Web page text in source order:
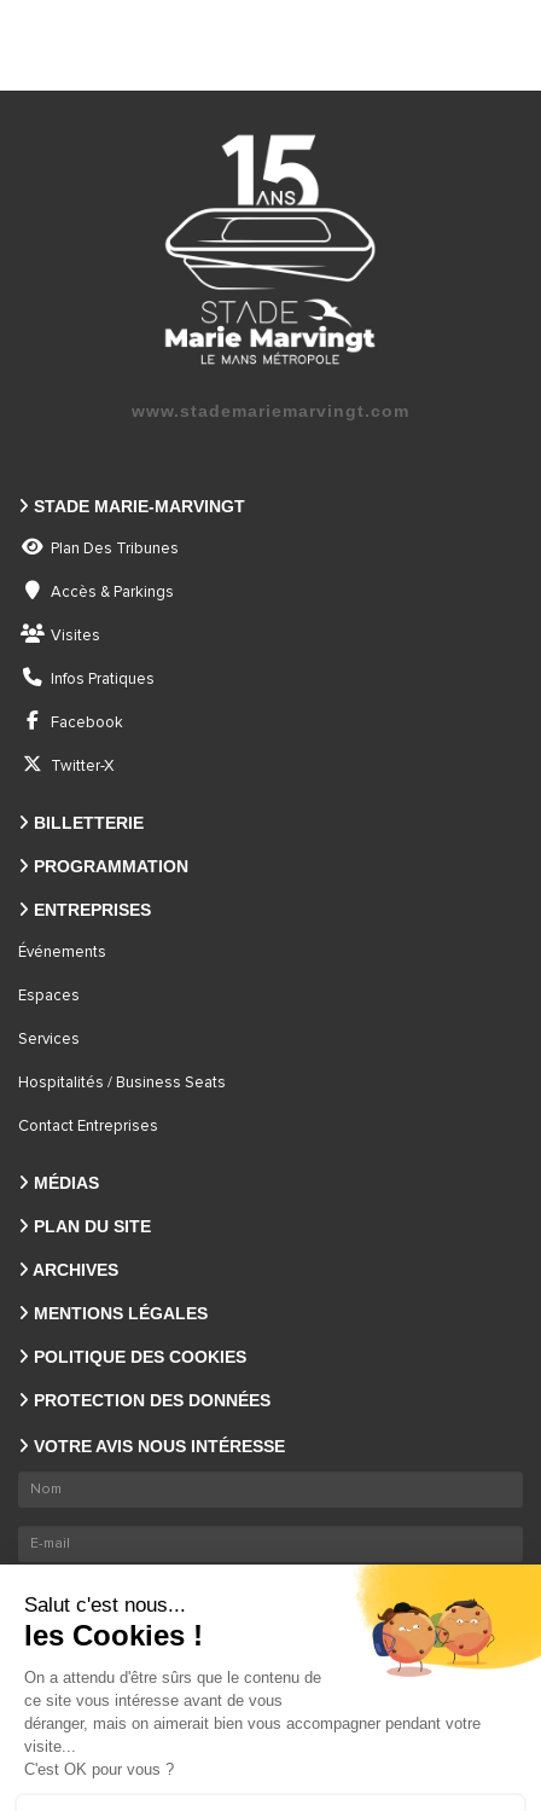
www.stademariemarvingt.com
STADE MARIE-MARVINGT
Plan Des Tribunes
Accès & Parkings
Visites
Infos Pratiques
Facebook
Twitter-X
BILLETTERIE
PROGRAMMATION
ENTREPRISES
Événements
Espaces
Services
Hospitalités / Business Seats
Contact Entreprises
MÉDIAS
PLAN DU SITE
ARCHIVES
MENTIONS LÉGALES
POLITIQUE DES COOKIES
PROTECTION DES DONNÉES
VOTRE AVIS NOUS INTÉRESSE
En envoyant ce formulaire, nous collectons votre email et nom. En savoir plus sur le